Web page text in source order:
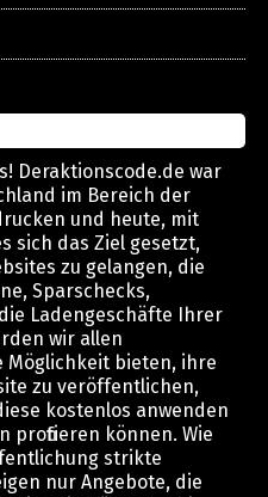
Deraktionscode.de war
im Bereich der
und heute, mit
sich das Ziel gesetzt,
zu gelangen, die
Sparschecks,
Ladengeschäfte Ihrer
wir allen
bieten, ihre
zu veröffentlichen,
kostenlos anwenden
profitieren können. Wie
strikte
nur Angebote, die